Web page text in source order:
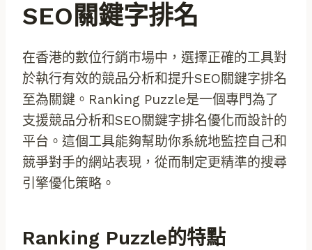
SEO關鍵字排名
在香港的數位行銷市場中，選擇正確的工具對
於執行有效的競品分析和提升SEO關鍵字排名
至為關鍵。Ranking Puzzle是一個專門為了
支援競品分析和SEO關鍵字排名優化而設計的
平台。這個工具能夠幫助你系統地監控自己和
競爭對手的網站表現，從而制定更精準的搜尋
引擎優化策略。
Ranking Puzzle的特點